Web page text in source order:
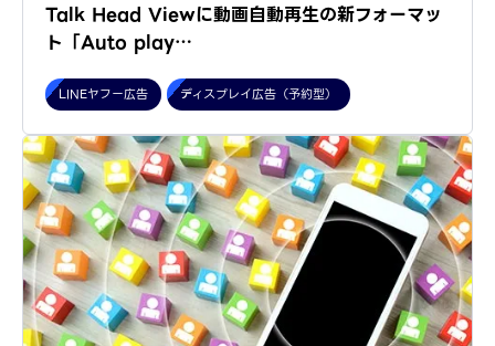
Talk Head Viewに動画自動再生の新フォーマッ
ト「Auto play…
LINEヤフー広告 ディスプレイ広告（予約型）